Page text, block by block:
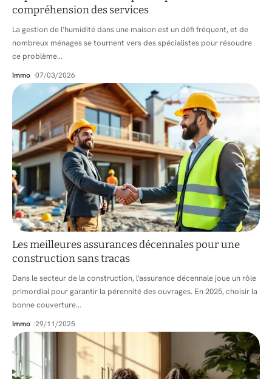
compréhension des services
La gestion de l’humidité dans une maison est un défi fréquent, et de
nombreux ménages se tournent vers des spécialistes pour résoudre
ce problème…
Immo 07/03/2026
Les meilleures assurances décennales pour une
construction sans tracas
Dans le secteur de la construction, l'assurance décennale joue un rôle
primordial pour garantir la pérennité des ouvrages. En 2025, choisir la
bonne couverture…
Immo 29/11/2025